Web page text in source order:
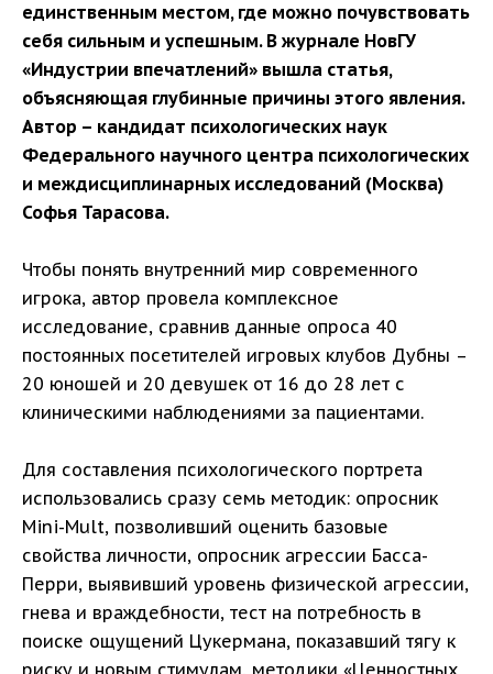
единственным местом, где можно почувствовать
себя сильным и успешным. В журнале НовГУ
«Индустрии впечатлений» вышла статья,
объясняющая глубинные причины этого явления.
Автор – кандидат психологических наук
Федерального научного центра психологических
и междисциплинарных исследований (Москва)
Софья Тарасова.
Чтобы понять внутренний мир современного
игрока, автор провела комплексное
исследование, сравнив данные опроса 40
постоянных посетителей игровых клубов Дубны –
20 юношей и 20 девушек от 16 до 28 лет с
клиническими наблюдениями за пациентами.
Для составления психологического портрета
использовались сразу семь методик: опросник
Mini-Mult, позволивший оценить базовые
свойства личности, опросник агрессии Басса-
Перри, выявивший уровень физической агрессии,
гнева и враждебности, тест на потребность в
поиске ощущений Цукермана, показавший тягу к
риску и новым стимулам, методики «Ценностных